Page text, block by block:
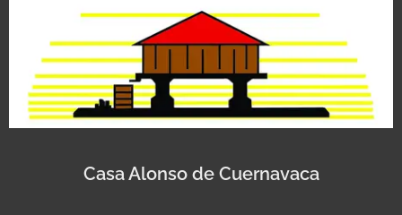
Casa Alonso de Cuernavaca